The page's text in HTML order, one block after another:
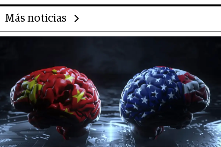
Más noticias